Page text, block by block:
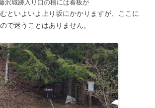
沢城跡入り口の柵には看板が
といよいよ上り坂にかかりますが、ここに
で迷うことはありません。